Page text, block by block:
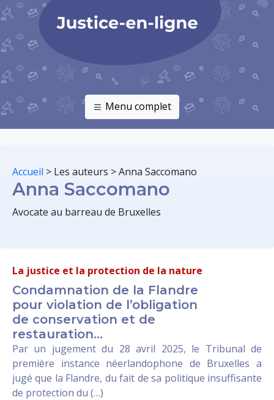
Menu complet
Accueil > Les auteurs >Anna Saccomano
Anna Saccomano
Avocate au barreau de Bruxelles
La justice et la protection de la nature
Condamnation de la Flandre
pour violation de l’obligation
de conservation et de
restauration...
Par un jugement du 28 avril 2025, le Tribunal de
première instance néerlandophone de Bruxelles a
jugé que la Flandre, du fait de sa politique insuffisante
de protection du (…)